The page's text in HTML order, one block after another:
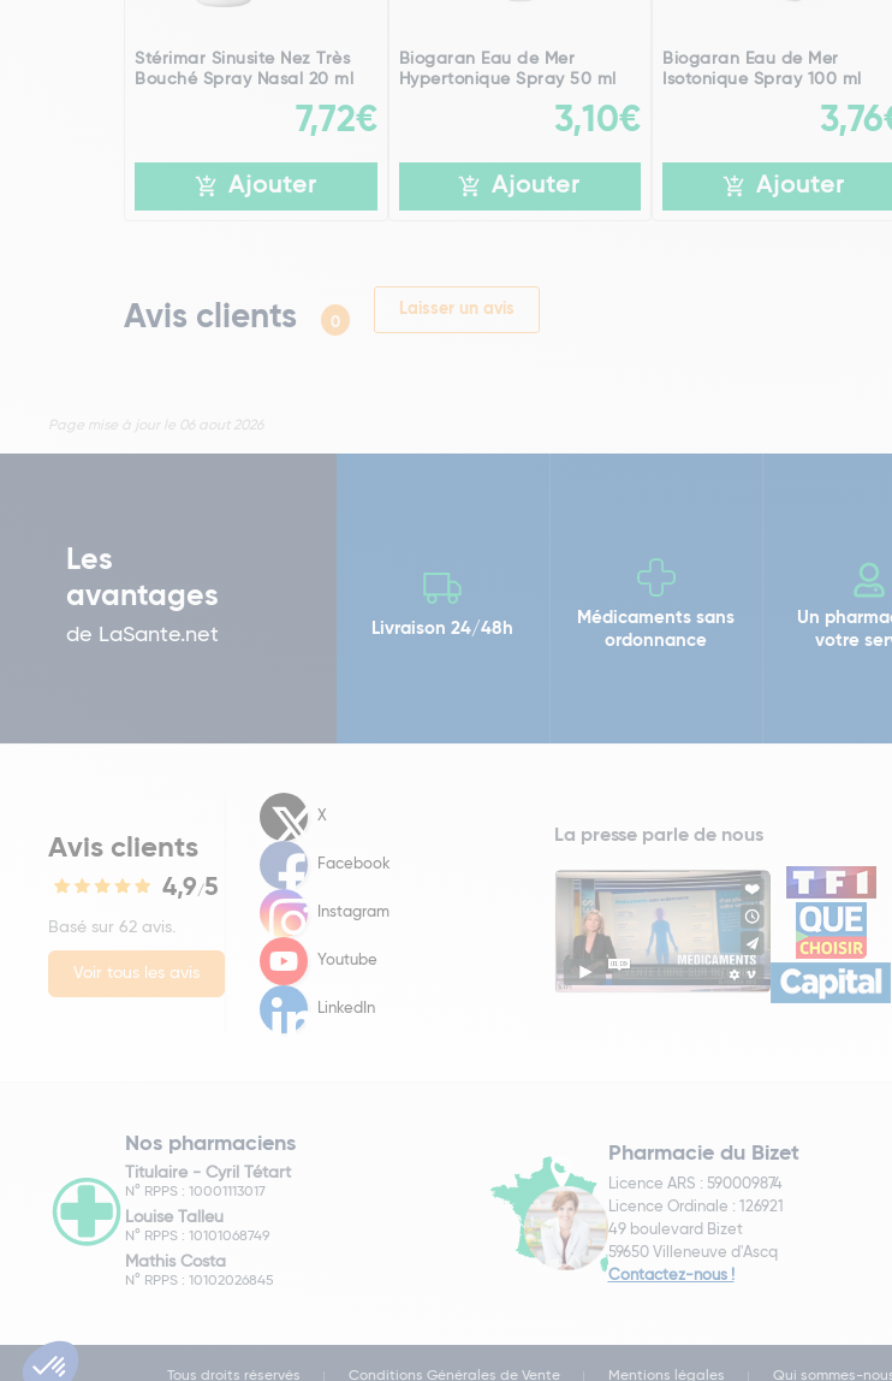
Stérimar Sinusite Nez Très
Bouché Spray Nasal 20 ml
7,72€
Ajouter
Biogaran Eau de Mer
Hypertonique Spray 50 ml
3,10€
Ajouter
Biogaran Eau de Mer
Isotonique Spray 100 ml
Ajouter
Avis clients 0
Laisser un avis
Page mise à jour le 06 aout 2026
Les
avantages
de LaSante.net Livraison 24/48h
Médicaments sans
ordonnance
Un
votre
Avis clients
4,9/5
Basé sur 62 avis.
Voir tous les avis
X
Facebook
Instagram
Youtube
LinkedIn
La presse parle de nous
Nos pharmaciens
Titulaire - Cyril Tétart
N° RPPS : 10001113017
Louise Talleu
N° RPPS : 10101068749
Mathis Costa
N° RPPS : 10102026845
Pharmacie du Bizet
Licence ARS : 590009874
Licence Ordinale : 126921
49 boulevard Bizet
59650 Villeneuve d'Ascq
Contactez-nous !
Tous droits réservés Conditions Générales de Vente Mentions légales Qui sommes-